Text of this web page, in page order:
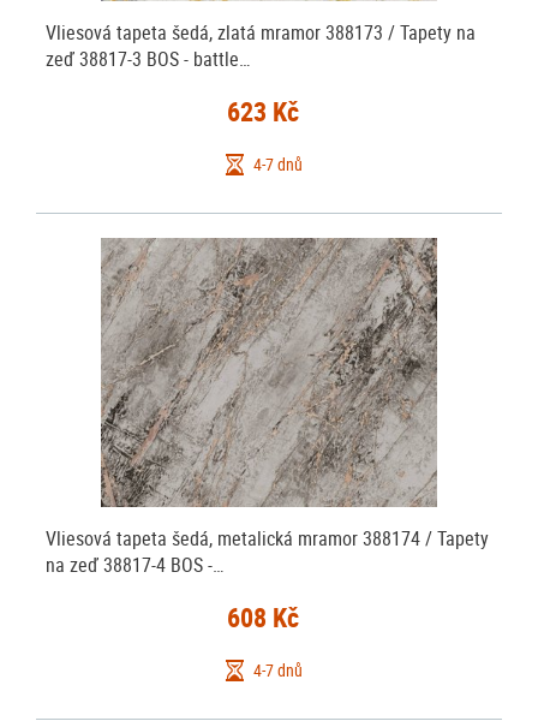
Vliesová tapeta šedá, zlatá mramor 388173 / Tapety na
zeď 38817-3 BOS - battle…
623 Kč
4-7 dnů
Vliesová tapeta šedá, metalická mramor 388174 / Tapety
na zeď 38817-4 BOS -…
608 Kč
4-7 dnů